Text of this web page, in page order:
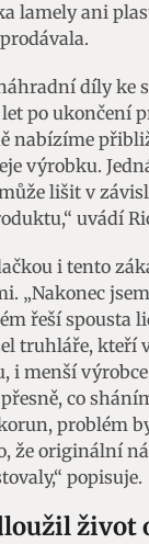
lamely ani
díly ke
po ukončení
nabízíme
výrobku.
lišit v
uvádí
i tento
„Nakonec
řeší spousta
truhláře, kteří
i menší
co
problém
že originální
popisuje.
život